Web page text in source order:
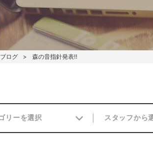
ブログ 森の音指針発表‼